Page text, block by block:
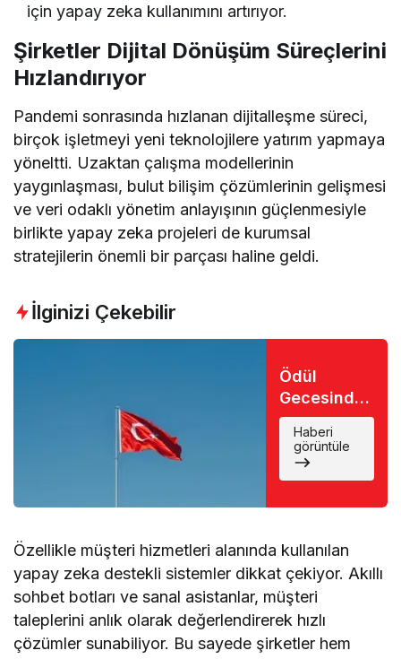
için yapay zeka kullanımını artırıyor.
Şirketler Dijital Dönüşüm Süreçlerini
Hızlandırıyor
Pandemi sonrasında hızlanan dijitalleşme süreci,
birçok işletmeyi yeni teknolojilere yatırım yapmaya
yöneltti. Uzaktan çalışma modellerinin
yaygınlaşması, bulut bilişim çözümlerinin gelişmesi
ve veri odaklı yönetim anlayışının güçlenmesiyle
birlikte yapay zeka projeleri de kurumsal
stratejilerin önemli bir parçası haline geldi.
İlginizi Çekebilir
Ödül
Gecesinde
Büyük Şok:
Favori İsim
Eli Boş
Döndü
Haberi
görüntüle
Özellikle müşteri hizmetleri alanında kullanılan
yapay zeka destekli sistemler dikkat çekiyor. Akıllı
sohbet botları ve sanal asistanlar, müşteri
taleplerini anlık olarak değerlendirerek hızlı
çözümler sunabiliyor. Bu sayede şirketler hem